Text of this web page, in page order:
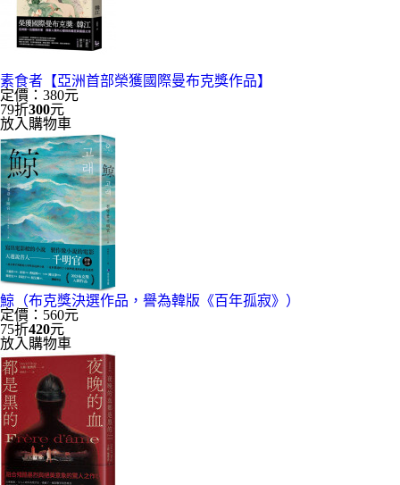
素食者【亞洲首部榮獲國際曼布克獎作品】
定價：380元
79折300元
放入購物車
鯨（布克獎決選作品，譽為韓版《百年孤寂》）
定價：560元
75折420元
放入購物車